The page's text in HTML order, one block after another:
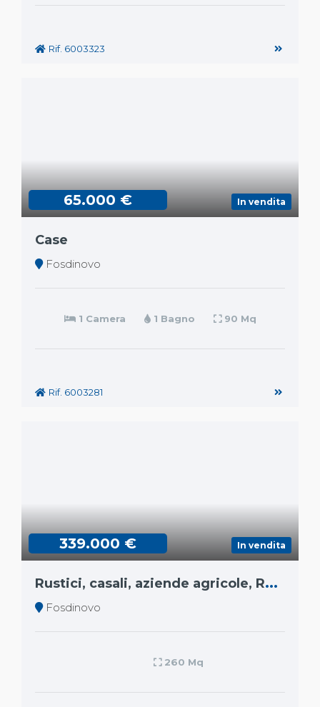
Rif. 6003323
In vendita
65.000 €
Case
Fosdinovo
1 Camera 1 Bagno 90 Mq
Rif. 6003281
In vendita
339.000 €
R
ustici, casali, aziende agricole, Rustico
Fosdinovo
260 Mq